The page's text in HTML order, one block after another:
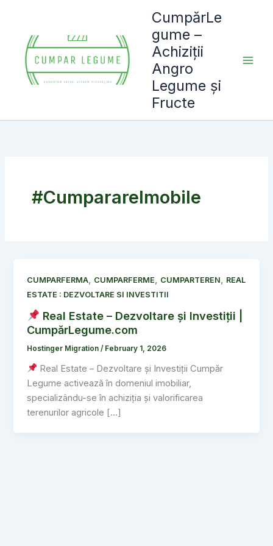
content
CumpărLe
gume –
Achiziții
Angro
Legume și
Fructe
#CumparareImobile
CUMPARFERMA, CUMPARFERME, CUMPARTEREN, REAL
ESTATE : DEZVOLTARE SI INVESTITII
Real Estate – Dezvoltare și Investiții |
CumpărLegume.com
Hostinger Migration/ February 1, 2026
Real Estate – Dezvoltare și Investiții Cumpăr
Legume activează în domeniul imobiliar,
specializându-se în achiziția și valorificarea
terenurilor agricole […]